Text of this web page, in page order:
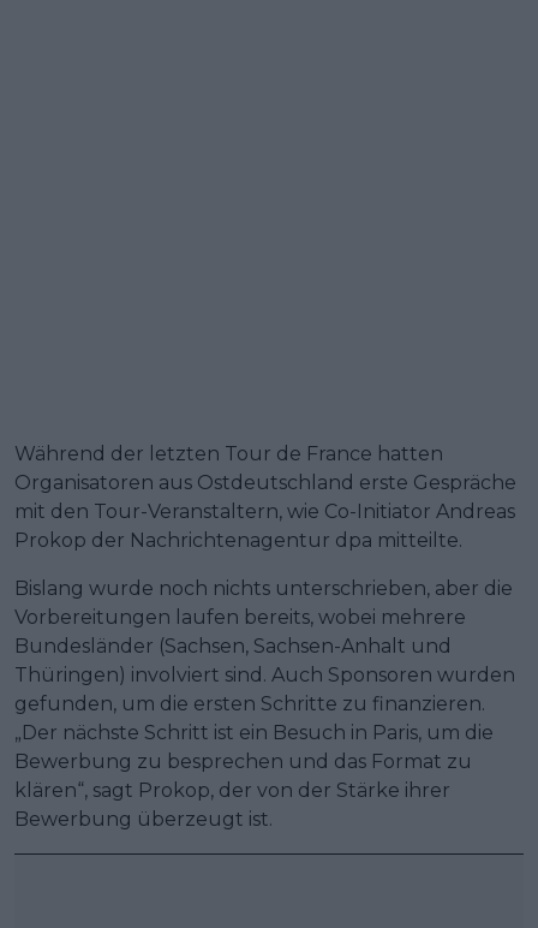
Während der letzten Tour de France hatten
Organisatoren aus Ostdeutschland erste Gespräche
mit den Tour-Veranstaltern, wie Co-Initiator Andreas
Prokop der Nachrichtenagentur dpa mitteilte.
Bislang wurde noch nichts unterschrieben, aber die
Vorbereitungen laufen bereits, wobei mehrere
Bundesländer (Sachsen, Sachsen-Anhalt und
Thüringen) involviert sind. Auch Sponsoren wurden
gefunden, um die ersten Schritte zu finanzieren.
„Der nächste Schritt ist ein Besuch in Paris, um die
Bewerbung zu besprechen und das Format zu
klären“, sagt Prokop, der von der Stärke ihrer
Bewerbung überzeugt ist.